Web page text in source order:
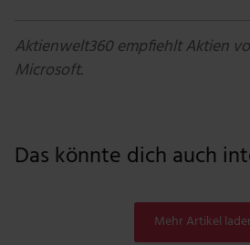
Aktienwelt360 empfiehlt Aktien
Microsoft.
Das könnte dich auch
Mehr Artikel